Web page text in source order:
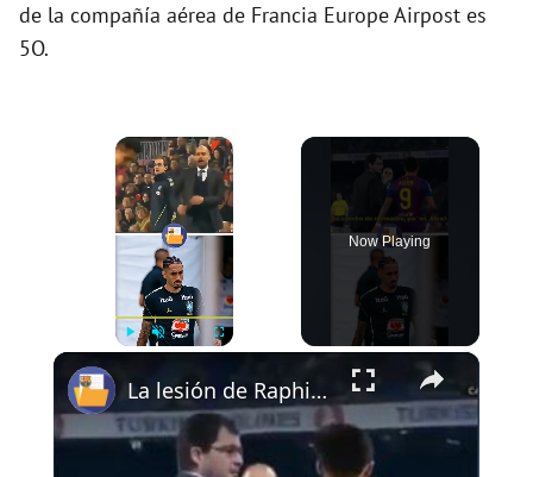
de la compañía aérea de Francia Europe Airpost es
5O.
×
Now Playing
×
La lesión de Raphinha con Brasil… ¿os recuerda la bronca de Pep a Alexis? 🤔